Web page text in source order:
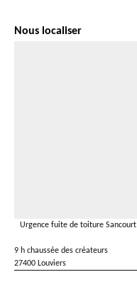
Nous localiser
Urgence fuite de toiture Sancourt
9 h chaussée des créateurs
27400 Louviers